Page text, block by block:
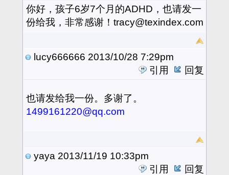
你好，孩子6岁7个月的ADHD，也请发一
份给我，非常感谢！tracy@texindex.com
lucy666666 2013/10/28 7:29pm
引用
回复
也请发给我一份。多谢了。
1499161220@qq.com
yaya 2013/11/19 10:33pm
引用
回复